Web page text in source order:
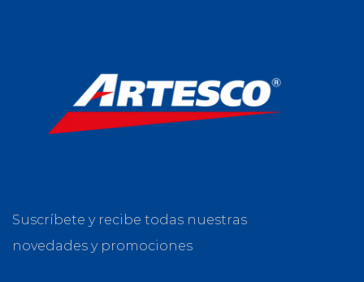
Suscríbete y recibe todas nuestras
novedades y promociones